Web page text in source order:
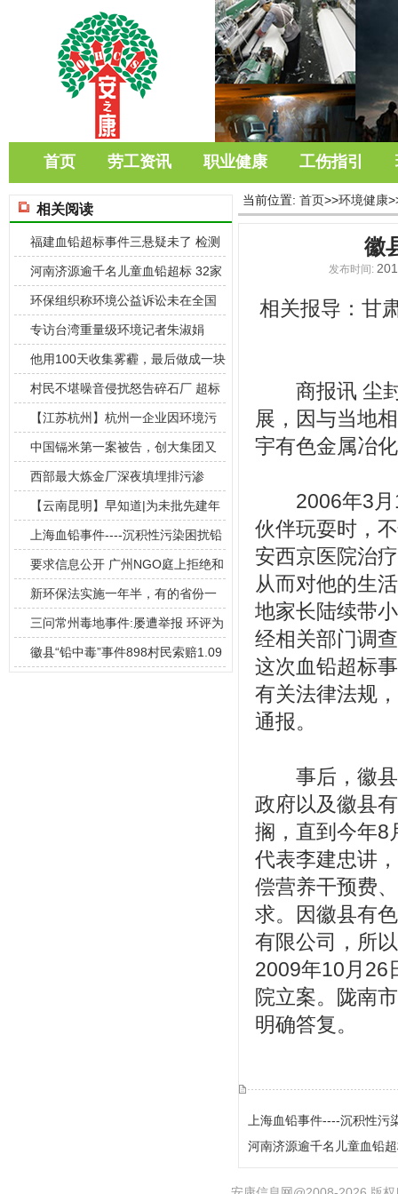
首页 劳工资讯 职业健康 工伤指引
当前位置: 首页>>环境健康
徽
发布时间:
相关报导： 甘
商报讯 尘封
展，因与当地
宇有色金属冶
2006年3月
伙伴玩耍时，
安西京医院治
从而对他的生
地家长陆续带
经相关部门调
这次血铅超标
有关法律法规
通报。
事后，徽县
政府以及徽县
搁，直到今年8
代表李建忠讲
偿营养干预费
求。因徽县有
有限公司，所
2009年10月26
院立案。陇南
明确答复。
上海血铅事件----沉积性污
河南济源逾千名儿童血铅
相关阅读
福建血铅超标事件三悬疑未了 检测
报告缩水
河南济源逾千名儿童血铅超标 32家
污染企
环保组织称环境公益诉讼未在全国
铺开 仅1
专访台湾重量级环境记者朱淑娟
他用100天收集雾霾，最后做成一块
砖
村民不堪噪音侵扰怒告碎石厂 超标
4分贝每
【江苏杭州】杭州一企业因环境污
染公开道歉
中国镉米第一案被告，创大集团又
现污染，呼
西部最大炼金厂深夜填埋排污渗
坑，志愿者再
【云南昆明】早知道|为未批先建年
屠宰生猪
上海血铅事件----沉积性污染困扰铅
酸电
要求信息公开 广州NGO庭上拒绝和
解
新环保法实施一年半，有的省份一
年新增了2
三问常州毒地事件:屡遭举报 环评为
何一路
徽县“铅中毒”事件898村民索赔1.09